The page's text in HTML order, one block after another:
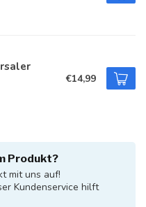
€14,99
Produkt?
mit uns auf!
Kundenservice hilft